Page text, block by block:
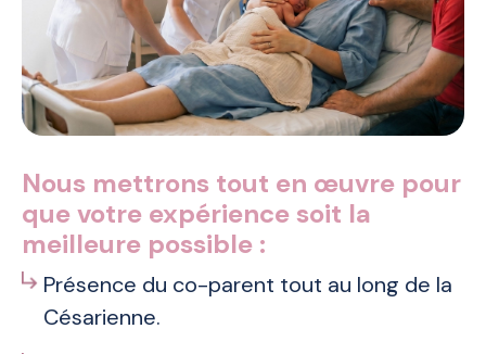
Nous mettrons tout en œuvre pour
que votre expérience soit la
meilleure possible :
Présence du co-parent tout au long de la
Césarienne.